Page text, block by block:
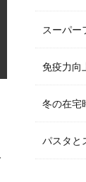
スーパー
免疫力向
冬の在宅
パスタと